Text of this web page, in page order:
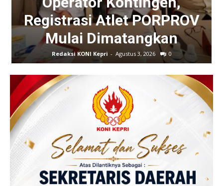
Registrasi Atlet PORPROV
Mulai Dimatangkan
Redaksi KONI Kepri - Agustus 3, 2026 0